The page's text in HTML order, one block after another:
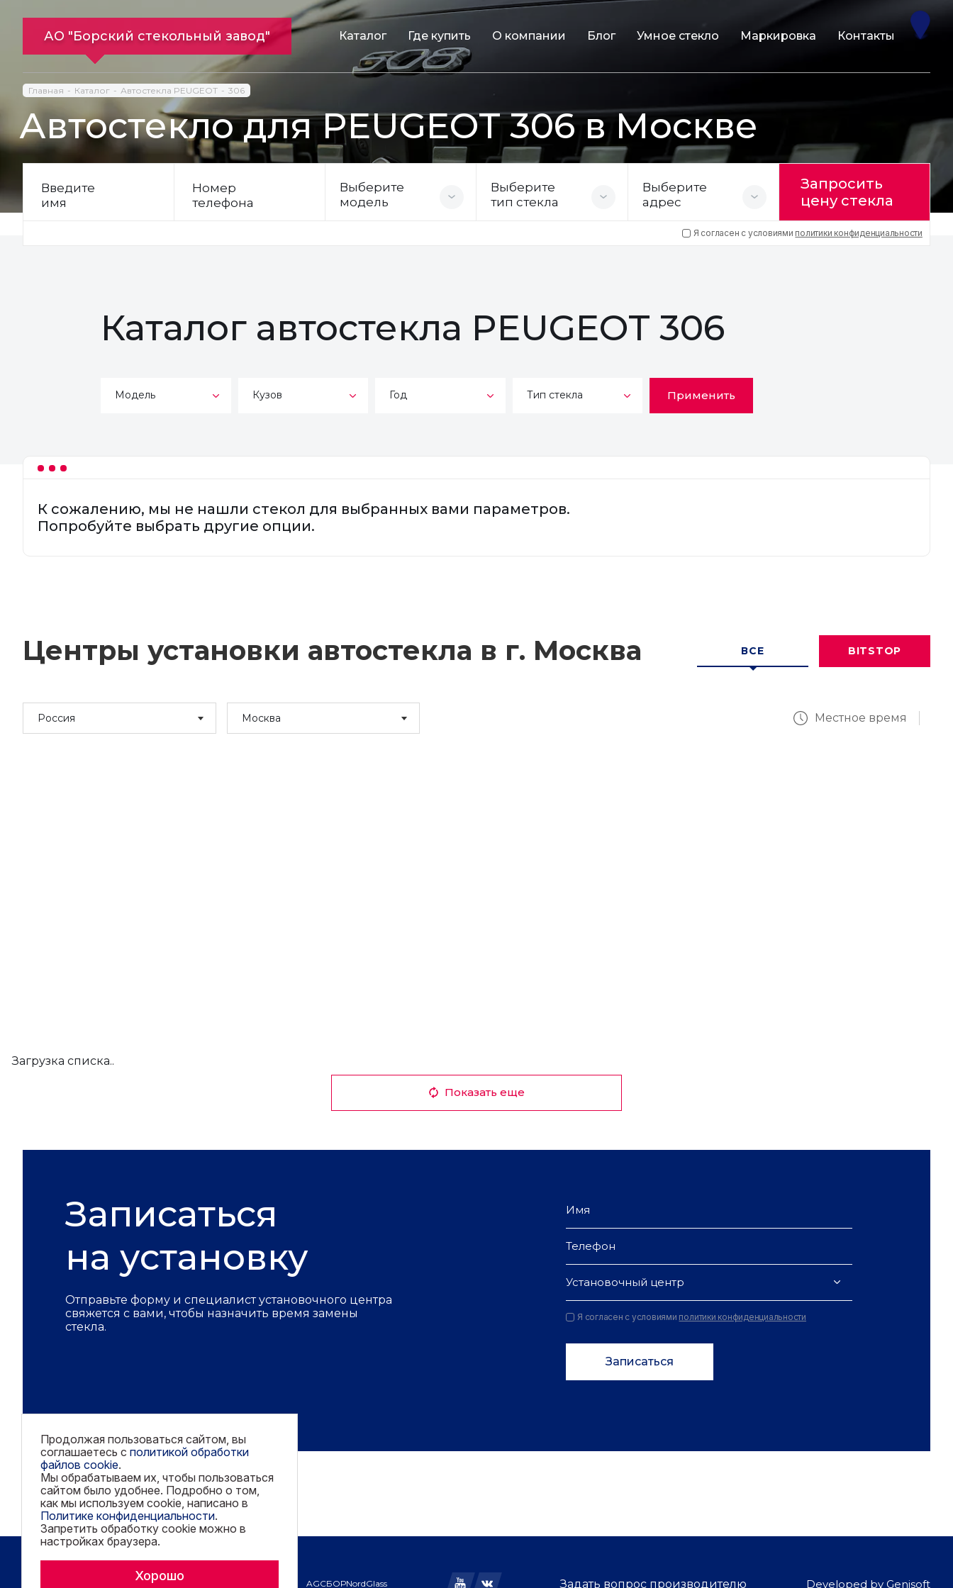
АО "Борский стекольный завод" Каталог Где купить О компании Блог Умное стекло Маркировка Контакты
Главная Каталог Автостекла PEUGEOT 306
Автостекло для PEUGEOT 306 в Москве
Введите
имя
Номер
телефона
Выберите
модель
Выберите
тип стекла
Выберите
адрес
Запросить
цену стекла
Я согласен с условиями политики конфиденциальности
Каталог автостекла PEUGEOT 306
Модель Кузов Год Тип стекла Применить
К сожалению, мы не нашли стекол для выбранных вами параметров.
Попробуйте выбрать другие опции.
Центры установки автостекла в г. Москва ВСЕ BITSTOP
Россия Москва Местное время
Загрузка списка..
Показать еще
Записаться
на установку
Отправьте форму и специалист установочного центра
свяжется с вами, чтобы назначить время замены
стекла.
Установочный центр
Я согласен с условиями политики конфиденциальности
Записаться
AGCБОРNordGlass
Copyright © 2026 AGC. All rights reserved.
Политика конфиденциальности Задать вопрос производителю Developed by Genisoft
Продолжая пользоваться сайтом, вы
соглашаетесь с политикой обработки
файлов cookie.
Мы обрабатываем их, чтобы пользоваться
сайтом было удобнее. Подробно о том,
как мы используем cookie, написано в
Политике конфиденциальности.
Запретить обработку cookie можно в
настройках браузера.
Хорошо